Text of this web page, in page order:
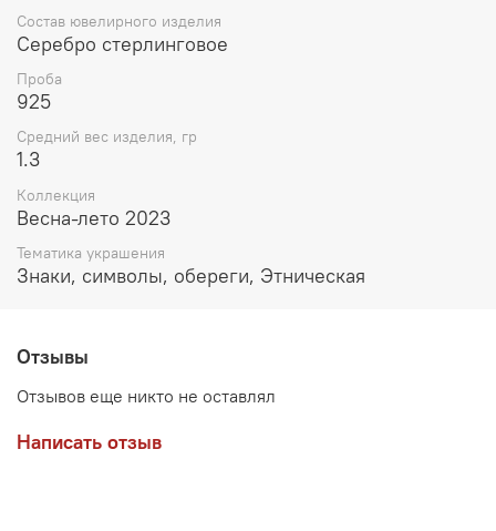
Состав ювелирного изделия
Серебро стерлинговое
Проба
925
Средний вес изделия, гр
1.3
Коллекция
Весна-лето 2023
Тематика украшения
Знаки, символы, обереги, Этническая
Отзывы
Отзывов еще никто не оставлял
Написать отзыв